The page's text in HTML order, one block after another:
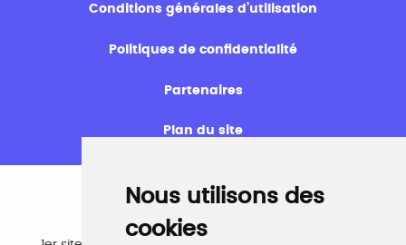
Nous utilisons des
cookies
Conditions générales d’utilisation
Politiques de confidentialité
Partenaires
Plan du site
Emploi